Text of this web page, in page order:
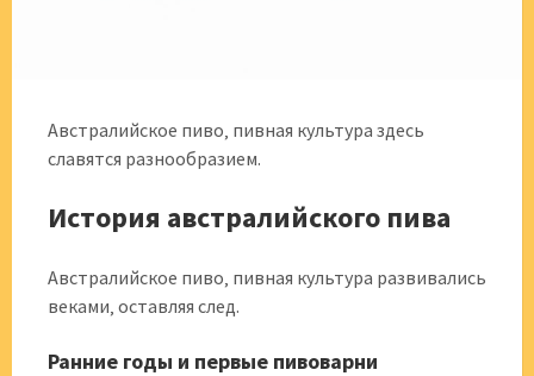
Австралийское пиво‚ пивная культура здесь
славятся разнообразием.
История австралийского пива
Австралийское пиво‚ пивная культура развивались
веками‚ оставляя след.
Ранние годы и первые пивоварни